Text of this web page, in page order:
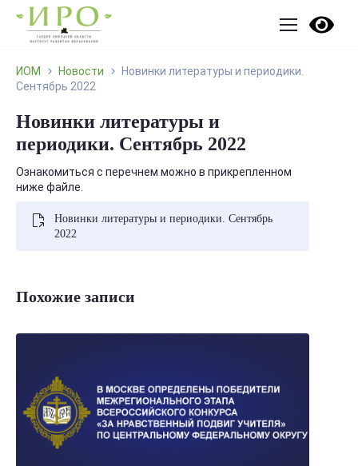
ИОМ Новости
Новинки литературы и периодики.
Сентябрь 2022
Новинки литературы и
периодики. Сентябрь 2022
Ознакомиться с перечнем можно в прикрепленном
ниже файле.
Новинки литературы и периодики. Сентябрь
2022
Похожие записи